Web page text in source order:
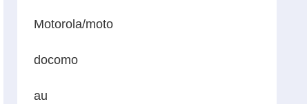
Motorola/moto
docomo
au